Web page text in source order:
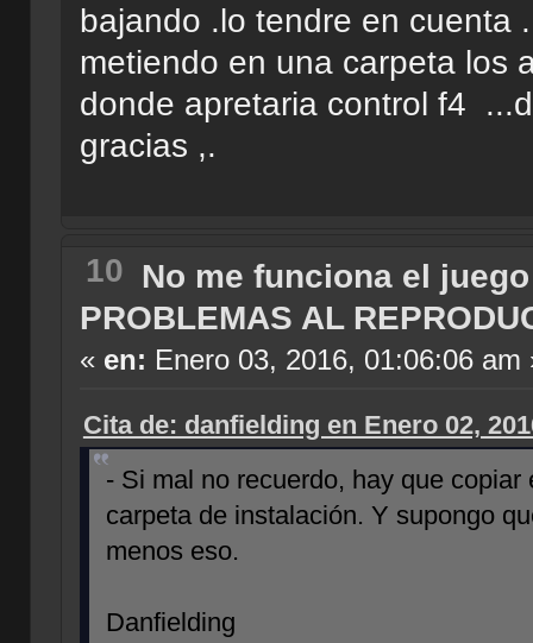
bajando .lo tendre en cuenta
metiendo en una carpeta los
donde apretaria control f4
gracias ,.
10 No me funciona el juego
PROBLEMAS AL
« en: Enero 03, 2016, 01:06:06 am
Cita de: danfielding en Enero 02,
- Si mal no recuerdo, hay que
carpeta de instalación. Y supongo
menos eso.
Danfielding